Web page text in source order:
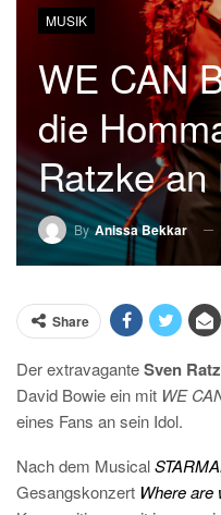
MUSIK
WE CAN
die
Ratzke an
ByAnissa Bekkar
Share
Der extravaganteSven
David Bowie ein mit WE
eines Fans an sein Idol.
Nach dem Musical
Gesangskonzert Where are